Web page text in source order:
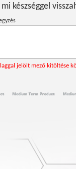
készséggel
jelölt mező kitöltése